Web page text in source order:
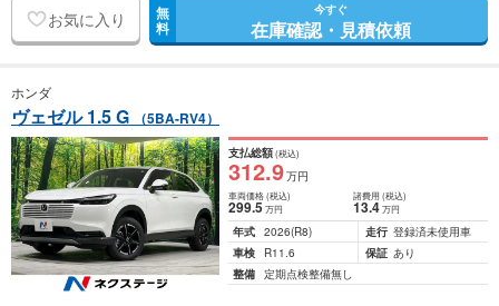
お気に入り 無
料
今すぐ
在庫確認・見積依頼
ホンダ
ヴェゼル 1.5 G （5BA-RV4）
支払総額(税込)
312.9万円
車両価格(税込)
299.5万円
諸費用 (税込)
13.4 万円
年式 2026(R8) 走行 登録済未使用車
車検
R11.6 保証 あり
整備 定期点検整備無し